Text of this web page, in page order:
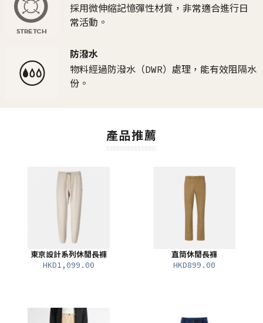
採用微伸縮記憶彈性材質，非常適合進行日
常活動。
防潑水
物料經過防潑水（DWR）處理，能有效阻隔水
份。
產品推薦
東京設計系列休閒長褲
HKD1,099.00
直筒休閒長褲
HKD899.00